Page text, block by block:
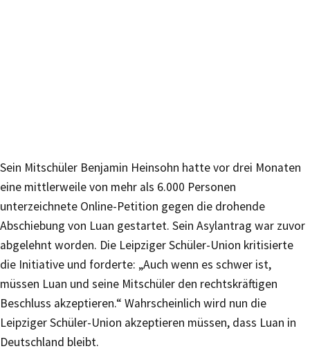
Sein Mitschüler Benjamin Heinsohn hatte vor drei Monaten
eine mittlerweile von mehr als 6.000 Personen
unterzeichnete Online-Petition gegen die drohende
Abschiebung von Luan gestartet. Sein Asylantrag war zuvor
abgelehnt worden. Die Leipziger Schüler-Union kritisierte
die Initiative und forderte: „Auch wenn es schwer ist,
müssen Luan und seine Mitschüler den rechtskräftigen
Beschluss akzeptieren.“ Wahrscheinlich wird nun die
Leipziger Schüler-Union akzeptieren müssen, dass Luan in
Deutschland bleibt.